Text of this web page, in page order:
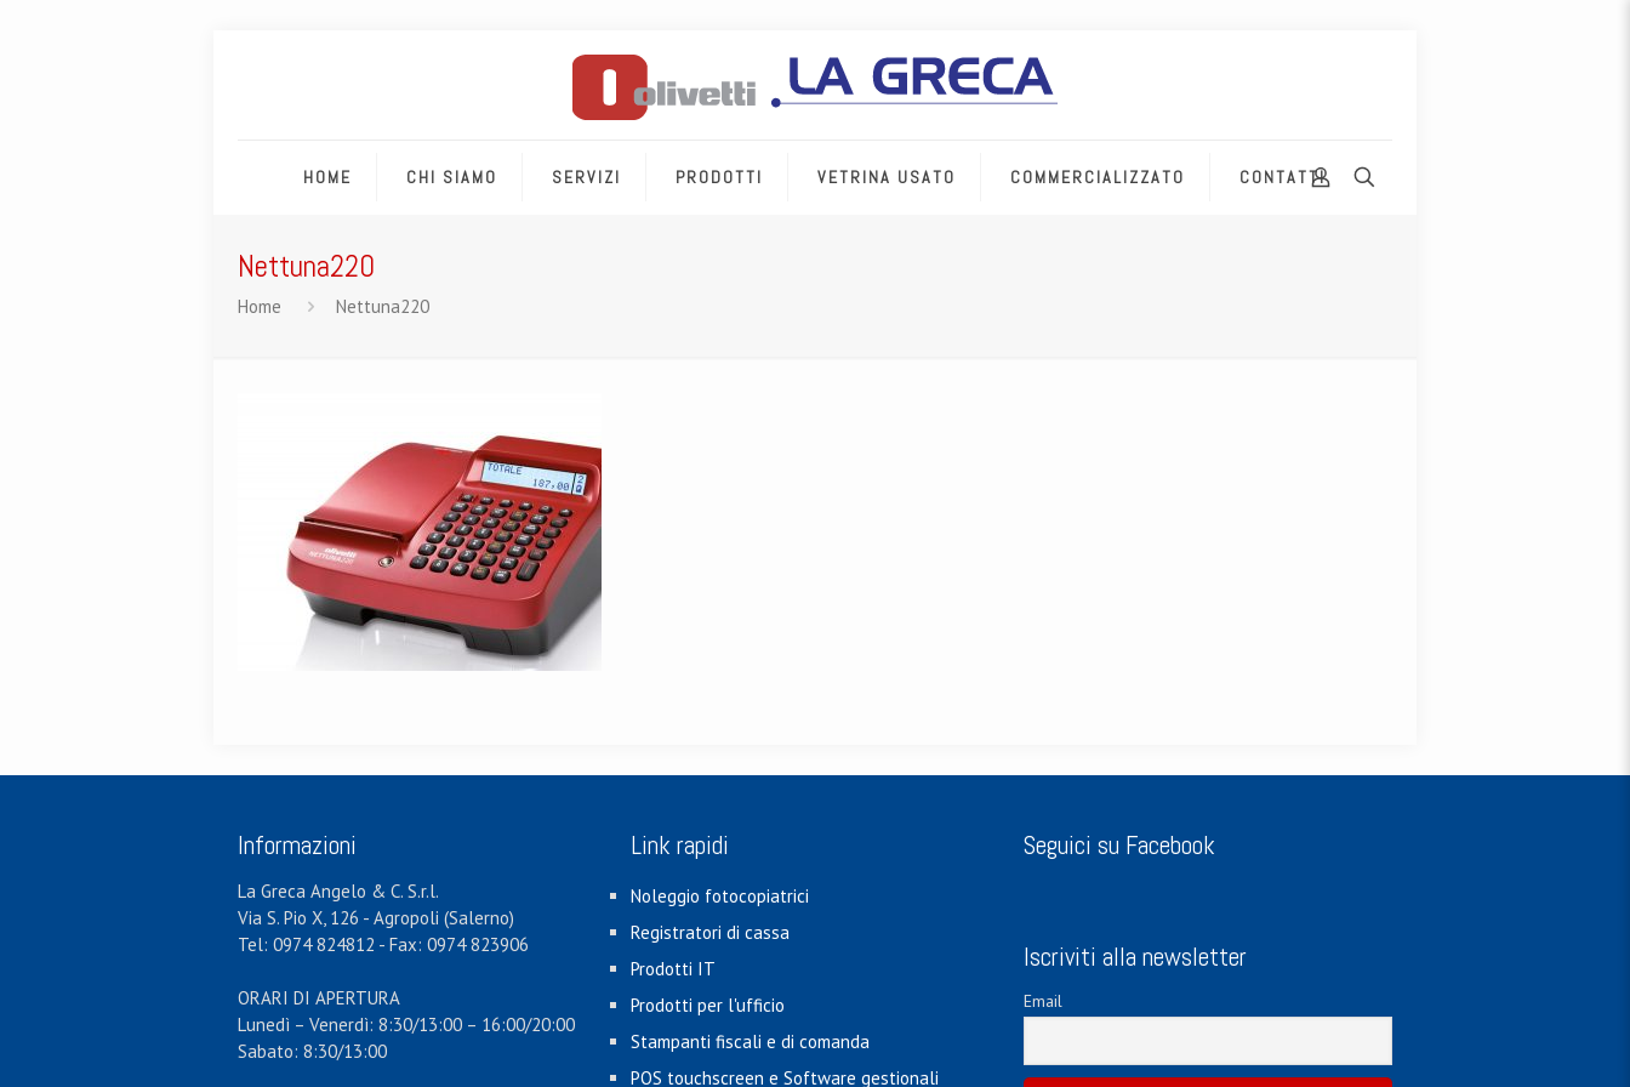
HOME CHI SIAMO SERVIZI PRODOTTI VETRINA USATO COMMERCIALIZZATO CONTATTI
Nettuna220
Home Nettuna220
Informazioni
La Greca Angelo & C. S.r.l.
Via S. Pio X, 126 - Agropoli (Salerno)
Tel: 0974 824812 - Fax: 0974 823906
ORARI DI APERTURA
Lunedì – Venerdì: 8:30/13:00 – 16:00/20:00
Sabato: 8:30/13:00
Link rapidi
Noleggio fotocopiatrici
Registratori di cassa
Prodotti IT
Prodotti per l'ufficio
Stampanti fiscali e di comanda
POS touchscreen e Software gestionali
Seguici su Facebook
Iscriviti alla newsletter
Email